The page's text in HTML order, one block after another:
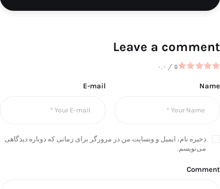
Leave a comment
۰.۰ / ۵
Name
E-mail
ذخیره نام، ایمیل و وبسایت من در مرورگر برای زمانی که دوباره دیدگاهی
می‌نویسم.
Comment